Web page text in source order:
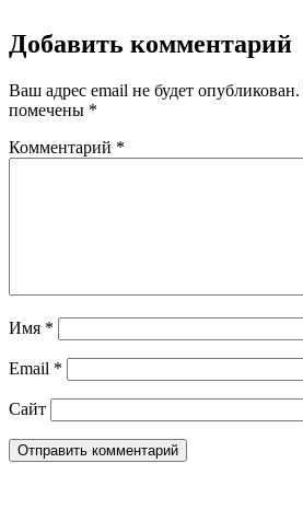
Добавить комментарий
Ваш адрес email не будет опубликован.
помечены *
Комментарий *
Имя *
Email *
Сайт